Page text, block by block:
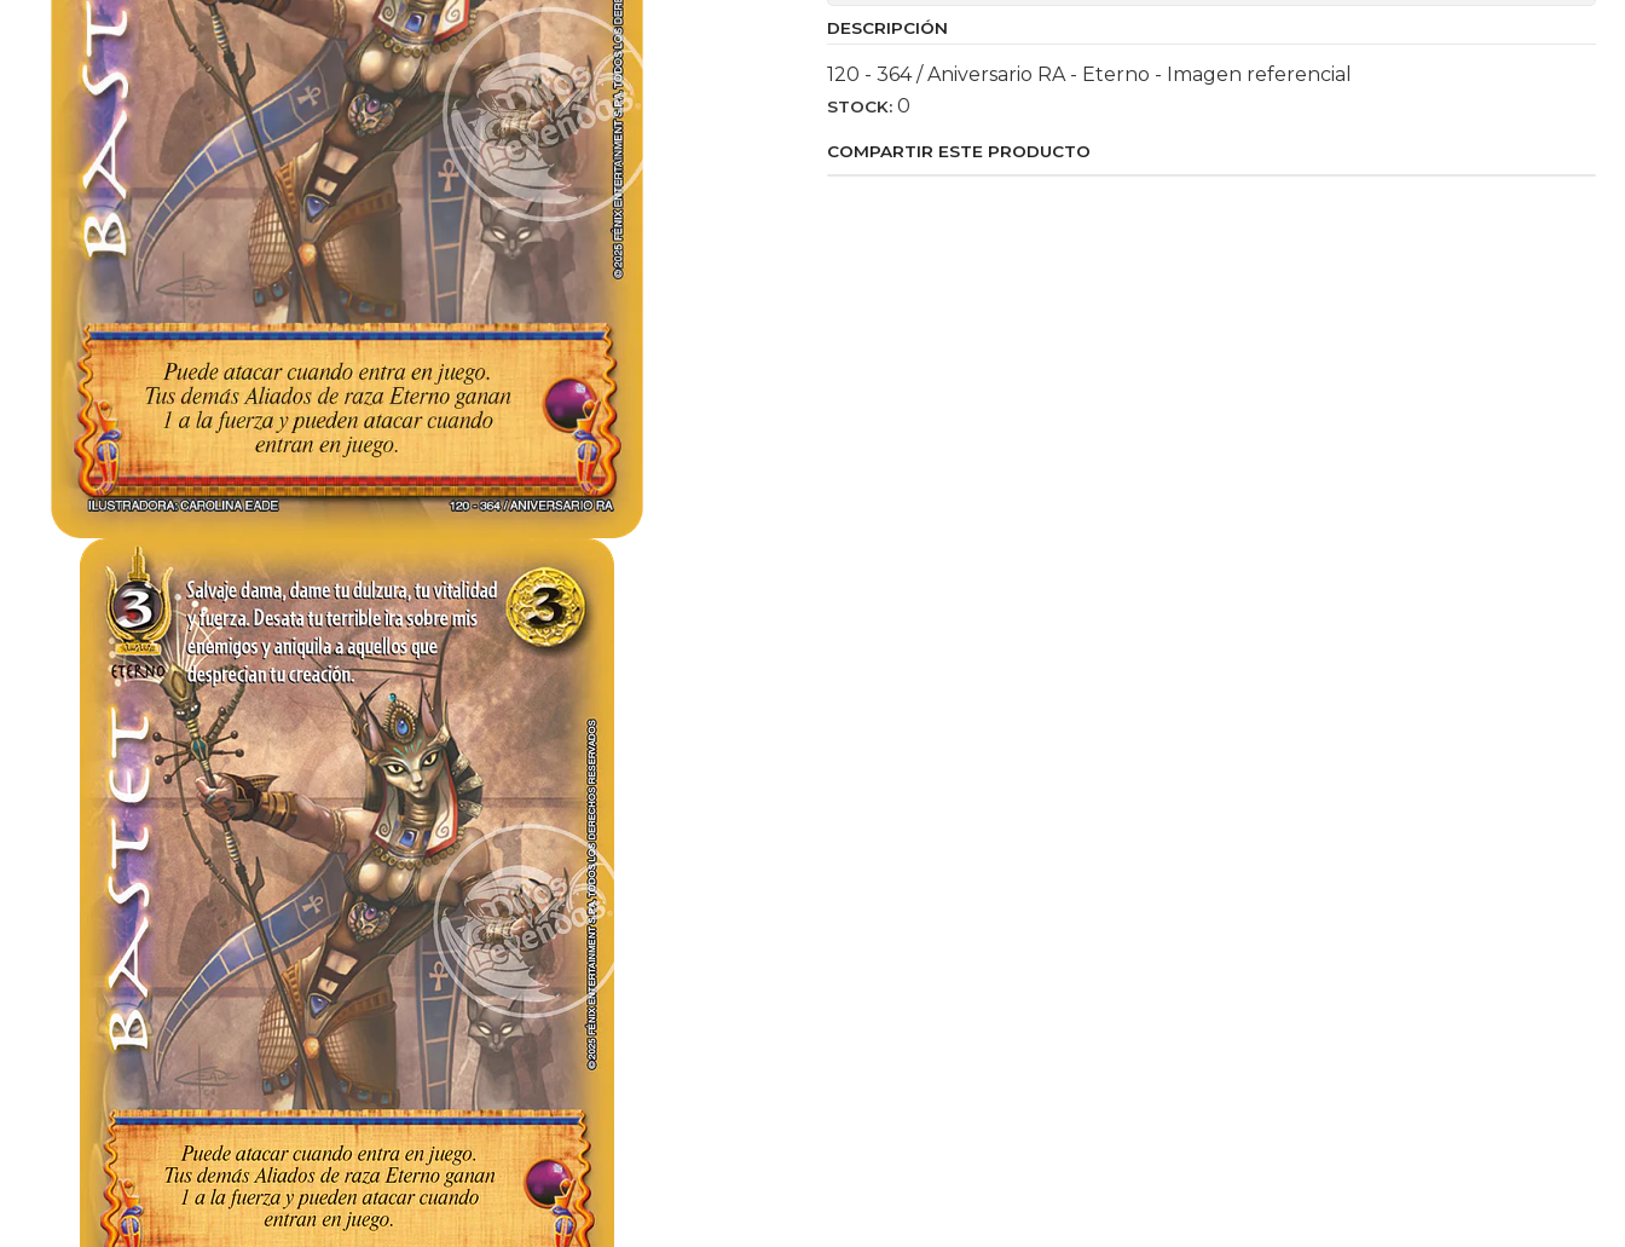
DESCRIPCIÓN
120 - 364 / Aniversario RA - Eterno - Imagen referencial
STOCK: 0
COMPARTIR ESTE PRODUCTO